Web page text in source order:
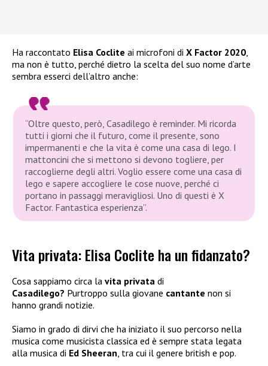
Ha raccontato Elisa Coclite ai microfoni di X Factor 2020
ma non è tutto, perché dietro la scelta del suo nome d’arte
sembra esserci dell’altro anche:
“Oltre questo, però, Casadilego è reminder. Mi ricorda
tutti i giorni che il futuro, come il presente, sono
impermanenti e che la vita è come una casa di lego. I
mattoncini che si mettono si devono togliere, per
raccoglierne degli altri. Voglio essere come una casa di
lego e sapere accogliere le cose nuove, perché ci
portano in passaggi meravigliosi. Uno di questi è X
Factor. Fantastica esperienza”.
Vita privata: Elisa Coclite ha un fidanzato?
Cosa sappiamo circa la vita privata di
Casadilego? Purtroppo sulla giovane cantante non si
hanno grandi notizie.
Siamo in grado di dirvi che ha iniziato il suo percorso nella
musica come musicista classica ed è sempre stata legata
alla musica di Ed Sheeran, tra cui il genere british e pop.